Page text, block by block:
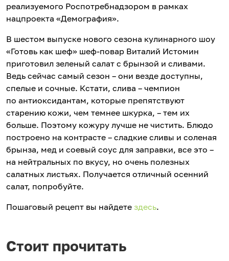
реализуемого Роспотребнадзором в рамках
нацпроекта «Демография».
В шестом выпуске нового сезона кулинарного шоу
«Готовь как шеф» шеф-повар Виталий Истомин
приготовил зеленый салат с брынзой и сливами.
Ведь сейчас самый сезон – они везде доступны,
спелые и сочные. Кстати, слива – чемпион
по антиоксидантам, которые препятствуют
старению кожи, чем темнее шкурка, – тем их
больше. Поэтому кожуру лучше не чистить. Блюдо
построено на контрасте – сладкие сливы и соленая
брынза, мед и соевый соус для заправки, все это –
на нейтральных по вкусу, но очень полезных
салатных листьях. Получается отличный осенний
салат, попробуйте.
Пошаговый рецепт вы найдете здесь.
Стоит прочитать